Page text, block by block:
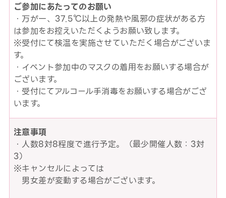
ご参加にあたってのお願い
・万が一、37.5℃以上の発熱や風邪の症状がある方
は参加をお控えいただくようお願い致します。
※受付にて検温を実施させていただく場合がございま
す。
・イベント参加中のマスクの着用をお願いする場合が
ございます。
・受付にてアルコール手消毒をお願いする場合がござ
います。
注意事項
・人数8対8程度で進行予定。（最少開催人数：3対
3）
※キャンセルによっては
男女差が変動する場合がございます。